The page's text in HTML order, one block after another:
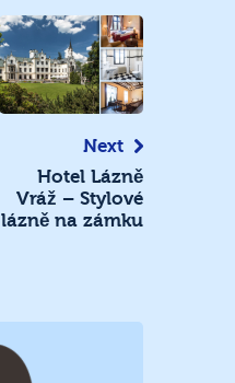
Next
Hotel Lázně
Vráž – Stylové
lázně na zámku